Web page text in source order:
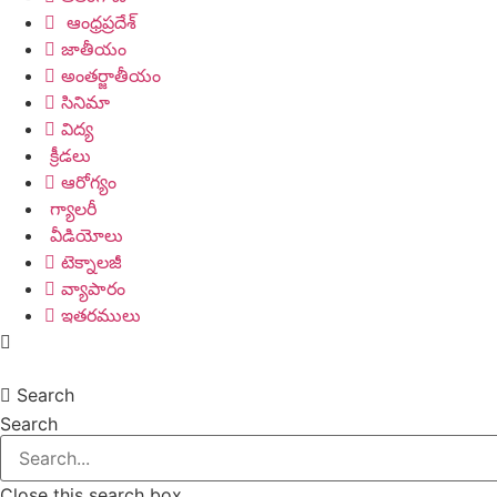
ఆంధ్రప్రదేశ్
జాతీయం
అంతర్జాతీయం
సినిమా
విద్య
క్రీడలు
ఆరోగ్యం
గ్యాలరీ
వీడియోలు
టెక్నాలజీ
వ్యాపారం
ఇతరములు
Search
Search